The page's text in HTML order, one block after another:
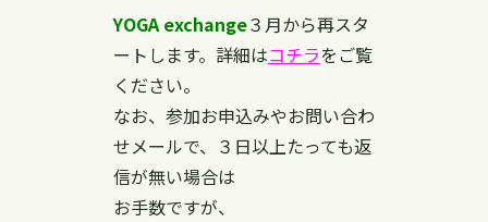
YOGA exchange３月から再スタ
ートします。詳細はコチラをご覧
ください。
なお、参加お申込みやお問い合わ
せメールで、３日以上たっても返
信が無い場合は
お手数ですが、